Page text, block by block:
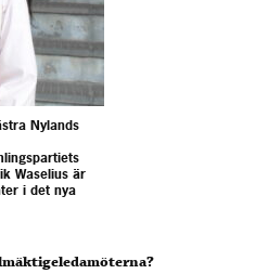
Nylands
Waselius är
i det nya